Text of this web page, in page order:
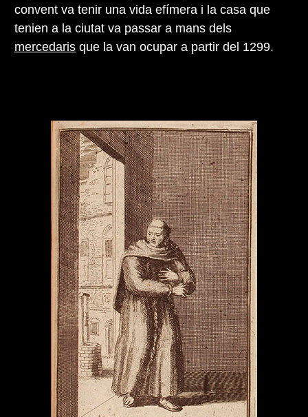
convent va tenir una vida efímera i la casa que
tenien a la ciutat va passar a mans dels
mercedaris que la van ocupar a partir del 1299.